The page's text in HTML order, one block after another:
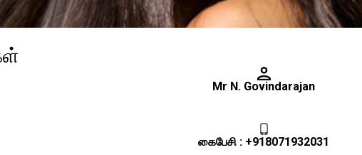
Mr N. Govindarajan
கைபேசி : +918071932031